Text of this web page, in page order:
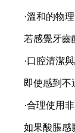
·溫和的物理
若感覺牙齒酸
·口腔清潔與
即使感到不適
·合理使用非
如果酸脹感影